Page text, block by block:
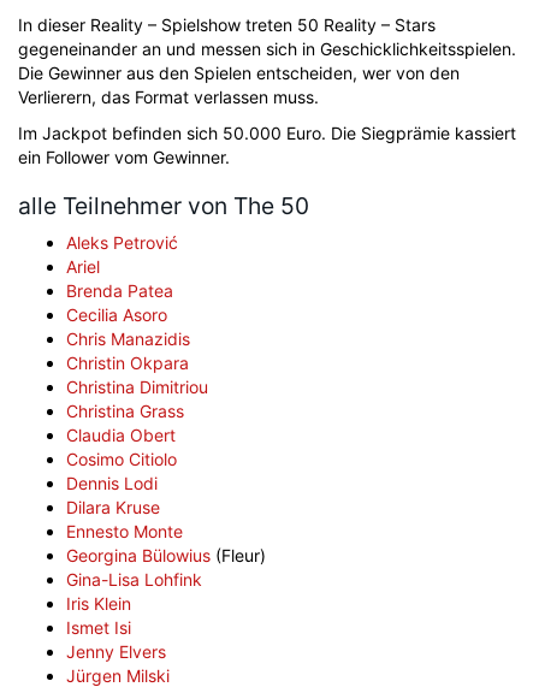
In dieser Reality – Spielshow treten 50 Reality – Stars
gegeneinander an und messen sich in Geschicklichkeitsspielen.
Die Gewinner aus den Spielen entscheiden, wer von den
Verlierern, das Format verlassen muss.
Im Jackpot befinden sich 50.000 Euro. Die Siegprämie kassiert
ein Follower vom Gewinner.
alle Teilnehmer von The 50
Aleks Petrović
Ariel
Brenda Patea
Cecilia Asoro
Chris Manazidis
Christin Okpara
Christina Dimitriou
Christina Grass
Claudia Obert
Cosimo Citiolo
Dennis Lodi
Dilara Kruse
Ennesto Monte
Georgina Bülowius (Fleur)
Gina-Lisa Lohfink
Iris Klein
Ismet Isi
Jenny Elvers
Jürgen Milski